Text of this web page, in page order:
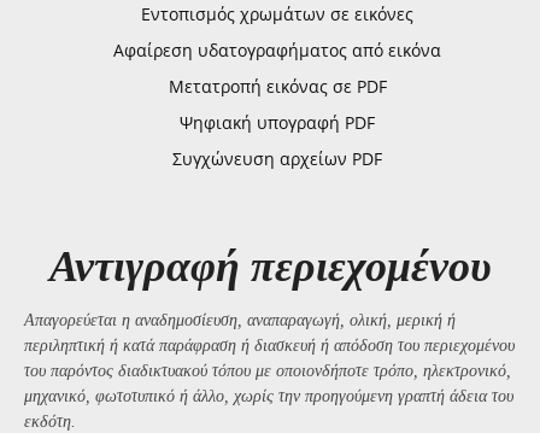
Εντοπισμός χρωμάτων σε εικόνες
Αφαίρεση υδατογραφήματος από εικόνα
Μετατροπή εικόνας σε PDF
Ψηφιακή υπογραφή PDF
Συγχώνευση αρχείων PDF
Αντιγραφή περιεχομένου
Απαγορεύεται η αναδημοσίευση, αναπαραγωγή, ολική, μερική ή
περιληπτική ή κατά παράφραση ή διασκευή ή απόδοση του περιεχομένου
του παρόντος διαδικτυακού τόπου με οποιονδήποτε τρόπο, ηλεκτρονικό,
μηχανικό, φωτοτυπικό ή άλλο, χωρίς την προηγούμενη γραπτή άδεια του
εκδότη.